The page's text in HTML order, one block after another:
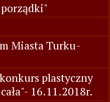
porządki"
Miasta Turku-
plastyczny
16.11.2018r.